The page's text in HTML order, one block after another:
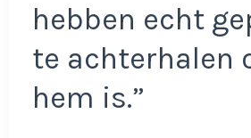
hebben echt
te achterhalen
hem is.”